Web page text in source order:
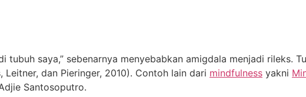
tubuh saya,” sebenarnya menyebabkan amigdala menjadi rileks.
dan Pieringer, 2010). Contoh lain dari mindfulness yakni
Santosoputro.